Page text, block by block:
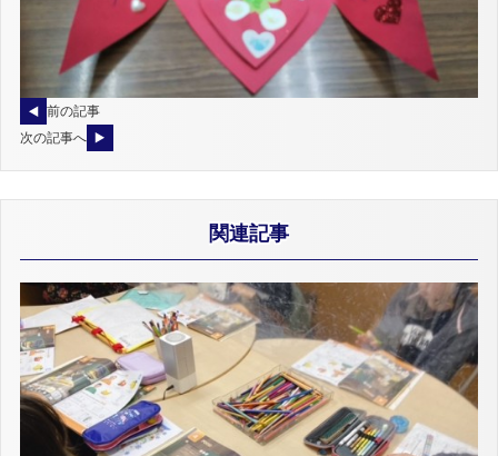
前の記事
次の記事へ
関連記事